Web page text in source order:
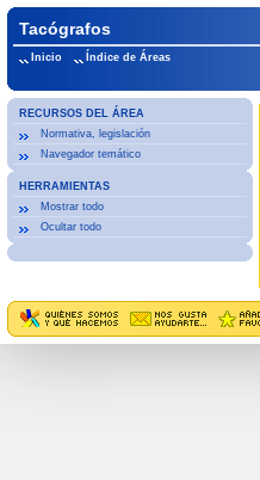
Tacógrafos
Inicio Índice de Áreas
RECURSOS DEL ÁREA
Normativa, legislación
Navegador temático
HERRAMIENTAS
Mostrar todo
Ocultar todo